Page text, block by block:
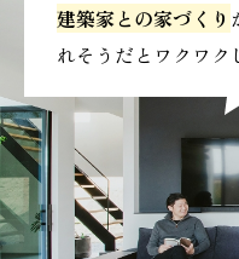
建築家との家づくり
れそうだとワクワク